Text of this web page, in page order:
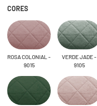
CORES
ROSA COLONIAL -
9015
VERDE JADE -
9105